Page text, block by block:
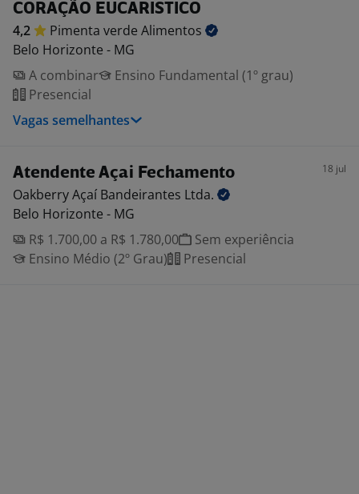
CORAÇÃO EUCARISTICO
4,2 Pimenta verde Alimentos
Belo Horizonte - MG
A combinar
Ensino Fundamental (1º grau)
Presencial
Vagas semelhantes
Atendente Açai Fechamento 18 jul
Oakberry Açaí Bandeirantes Ltda.
Belo Horizonte - MG
R$ 1.700,00 a R$ 1.780,00
Sem experiência
Ensino Médio (2º Grau)
Presencial